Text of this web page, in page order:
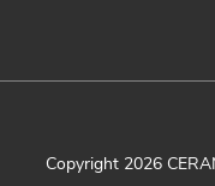
Copyright 2026